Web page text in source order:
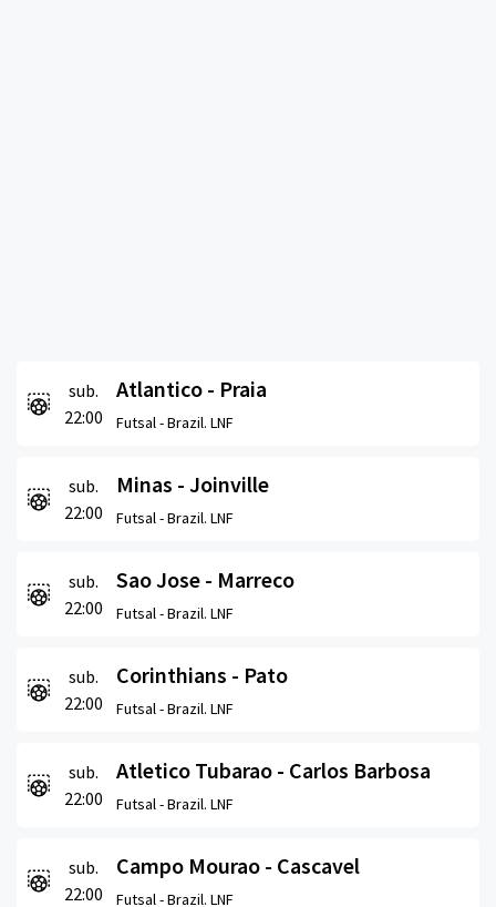
sub.
22:00
Atlantico - Praia
Futsal -Brazil. LNF
sub.
22:00
Minas - Joinville
Futsal -Brazil. LNF
sub.
22:00
Sao Jose - Marreco
Futsal -Brazil. LNF
sub.
22:00
Corinthians - Pato
Futsal -Brazil. LNF
sub.
22:00
Atletico Tubarao - Carlos Barbosa
Futsal -Brazil. LNF
sub.
22:00
Campo Mourao - Cascavel
Futsal -Brazil. LNF